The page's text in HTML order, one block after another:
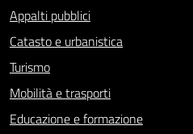
Appalti pubblici
Catasto e urbanistica
Turismo
Mobilità e trasporti
Educazione e formazione